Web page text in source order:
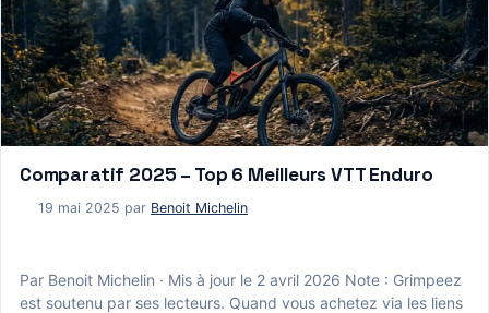
Comparatif 2025 – Top 6 Meilleurs VTT Enduro
19 mai 2025 par Benoit Michelin
Par Benoit Michelin · Mis à jour le 2 avril 2026 Note : Grimpeez
est soutenu par ses lecteurs. Quand vous achetez via les liens